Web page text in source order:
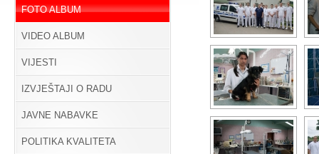
FOTO ALBUM
VIDEO ALBUM
VIJESTI
IZVJEŠTAJI O RADU
JAVNE NABAVKE
POLITIKA KVALITETA